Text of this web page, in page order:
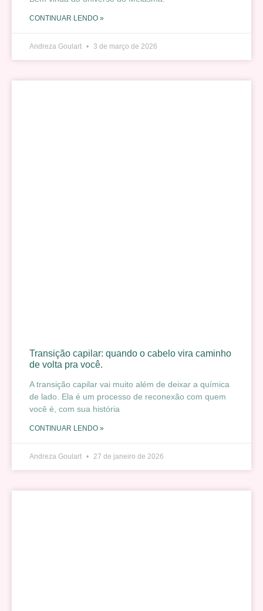
CONTINUAR LENDO »
Andreza Goulart 3 de março de 2026
Transição capilar: quando o cabelo vira caminho
de volta pra você.
A transição capilar vai muito além de deixar a química
de lado. Ela é um processo de reconexão com quem
você é, com sua história
CONTINUAR LENDO »
Andreza Goulart 27 de janeiro de 2026